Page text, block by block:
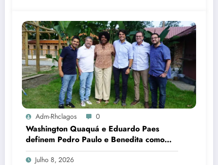
Adm-Rhclagos 0
Washington Quaquá e Eduardo Paes
definem Pedro Paulo e Benedita como
candidatos ao Senado no Rio
Julho 8, 2026